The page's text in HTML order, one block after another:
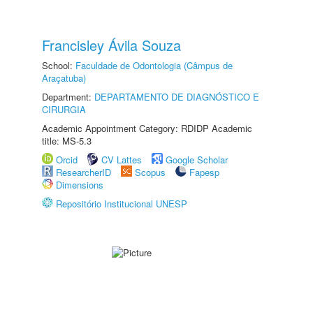
Francisley Ávila Souza
School: Faculdade de Odontologia (Câmpus de
Araçatuba)
Department: DEPARTAMENTO DE DIAGNÓSTICO E
CIRURGIA
Academic Appointment Category: RDIDP Academic
title: MS-5.3
Orcid
CV Lattes
Google Scholar
ResearcherID
Scopus
Fapesp
Dimensions
Repositório Institucional UNESP